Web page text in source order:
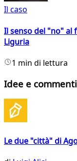
Il caso
Il senso del "no" al
Liguria
1 min di lettura
Idee e commenti
Le due "città" di